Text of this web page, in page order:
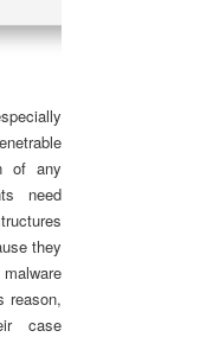
of any
need
they
reason,
case